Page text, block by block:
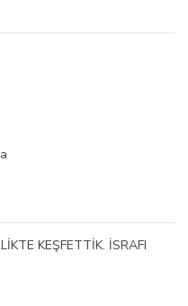
KEŞFETTİK. İSRAFI